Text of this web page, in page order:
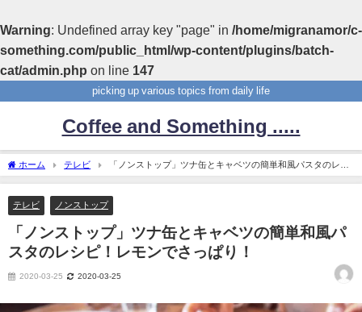
Warning: Undefined array key "page" in /home/migranamor/c-
something.com/public_html/wp-content/plugins/batch-
cat/admin.php on line 147
picking up various topics from daily life
Coffee and Something .....
ホーム テレビ
「ノンストップ」ツナ缶とキャベツの簡単和風パスタのレシ
ピ！レモンでさっぱり！
テレビ ノンストップ
「ノンストップ」ツナ缶とキャベツの簡単和風パ
スタのレシピ！レモンでさっぱり！
2020-03-25 2020-03-25